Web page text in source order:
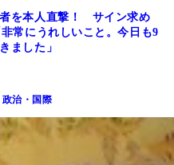
を本人直撃！ サイン求め
常にうれしいこと。今日も9
ました」
政治・国際